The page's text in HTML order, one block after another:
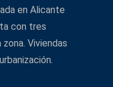
en Alicante
con tres
Viviendas